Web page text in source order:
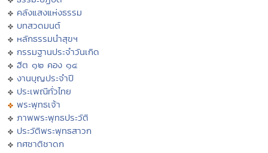
คลังแสงแห่งธรรม
บทสวดมนต์
หลักธรรมนำสุขฯ
กรรมฐานประจำวันเกิด
ฮีต ๑๒ คอง ๑๔
งานบุญประจำปี
ประเพณีทั่วไทย
พระพุทธเจ้า
ภาพพระพุทธประวัติ
ประวัติพระพุทธสาวก
ทศชาติชาดก